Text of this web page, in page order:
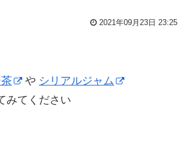
2021年09月23日 23:25
や シリアルジャム
みてください